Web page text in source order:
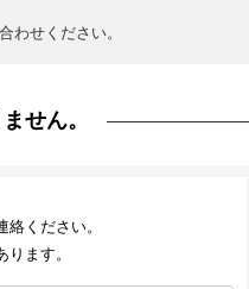
わせください。
せん。
ください。
ます。